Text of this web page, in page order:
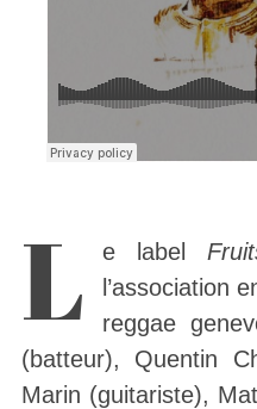
L e label
l’association
reggae
(batteur), Quentin
Marin (guitariste),